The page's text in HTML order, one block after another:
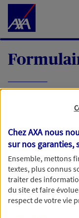
Accéder au Contenu
demande, nous
meilleurs délais
Votre message :
Chez AXA nous
sur nos garanties,
Ensemble, mettons
textes, plus connus
traiter des
du site et faire
respect de votre vie